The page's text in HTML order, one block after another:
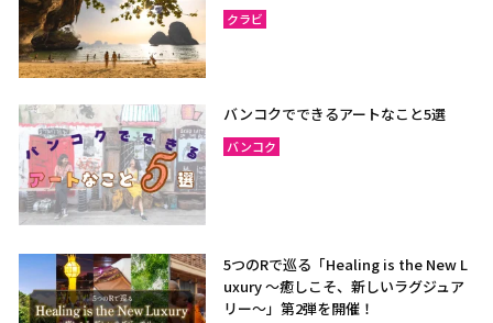
クラビ
バンコクでできるアートなこと5選
バンコク
5つのRで巡る「Healing is the New L
uxury ～癒しこそ、新しいラグジュア
リー〜」第2弾を開催！